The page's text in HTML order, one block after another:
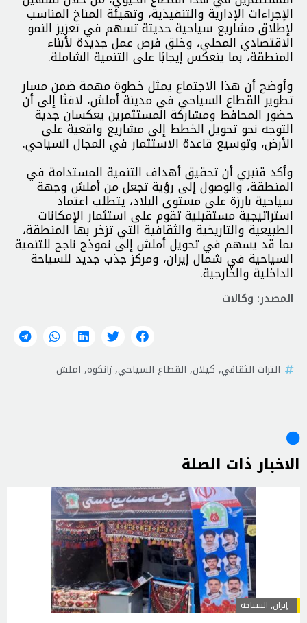
الإجراءات الإدارية والتنفيذية، وتهيئة المناخ المناسب
لإطلاق مشاريع سياحية حديثة تسهم في تعزيز النمو
الاقتصادي المحلي، وخلق فرص عمل جديدة لأبناء
المنطقة، بما ينعكس إيجابًا على التنمية الشاملة.
وأوضح أن هذا الاجتماع يمثل خطوة مهمة ضمن مسار
تطوير القطاع السياحي في مدينة أملش، لافتًا إلى أن
حضور المحافظ ومشاركة المستثمرين يعكسان جدية
التوجه نحو تحويل الخطط إلى مشاريع واقعية على
الأرض، وتوسيع قاعدة الاستثمار في المجال السياحي.
وأكد قنبري أن تحقيق أهداف التنمية المستدامة في
المنطقة، والوصول إلى رؤية تجعل من أملش وجهة
سياحية بارزة على مستوى البلاد، يتطلب اعتماد
استراتيجية مستقبلية تقوم على استثمار الإمكانات
الطبيعية والتاريخية والثقافية التي تزخر بها المنطقة،
بما قد يسهم في تحويل أملش إلى نموذج ناجح للتنمية
السياحية في شمال إيران، ومركز جذب جديد للسياحة
الداخلية والخارجية.
المصدر: وكالات
التراث الثقافي, كيلان, القطاع السياحي,زانكوه, املش
الاخبار ذات الصلة
إيران, السياحة